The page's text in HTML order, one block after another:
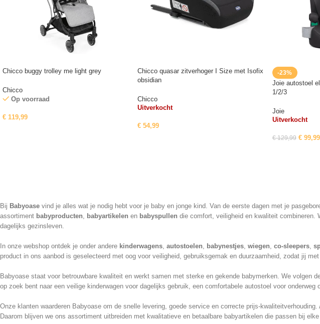
Chicco buggy trolley me light grey
Chicco
Op voorraad
€ 119,99
Chicco quasar zitverhoger I Size met Isofix
obsidian
Chicco
Uitverkocht
€54,99
-23%
Joie autostoel
1/2/3
Joie
Uitverkocht
€129,99 €99,99
Bij Babyoase vind je alles wat je nodig hebt voor je baby en jonge kind. Van de eerste dagen met je
assortiment babyproducten, babyartikelen en babyspullen die comfort, veiligheid en kwaliteit combineren.
dagelijks gezinsleven.
In onze webshop ontdek je onder andere kinderwagens, autostoelen, babynestjes, wiegen, co-sleepers,
product in ons aanbod is geselecteerd met oog voor veiligheid, gebruiksgemak en duurzaamheid, zodat jij
Babyoase staat voor betrouwbare kwaliteit en werkt samen met sterke en gekende babymerken. We
op zoek bent naar een veilige kinderwagen voor dagelijks gebruik, een comfortabele autostoel voor
Onze klanten waarderen Babyoase om de snelle levering, goede service en correcte prijs-
Daarom blijven we ons assortiment uitbreiden met kwalitatieve en betaalbare babyartikelen die passen bij